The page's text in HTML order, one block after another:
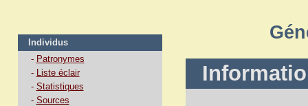
Individus
- Patronymes
- Liste éclair
- Statistiques
- Sources